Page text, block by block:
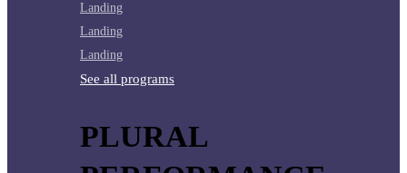
Landing
Landing
Landing
See all programs
PLURAL